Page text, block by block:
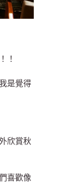
！
是覺得
欣賞秋
喜歡像